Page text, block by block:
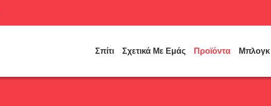
Σπίτι Σχετικά Με Εμάς Προϊόντα Μπλογκ